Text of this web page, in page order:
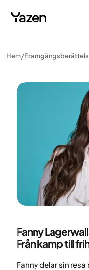
Hem
Fanny
Från kamp till
Fanny delar sin